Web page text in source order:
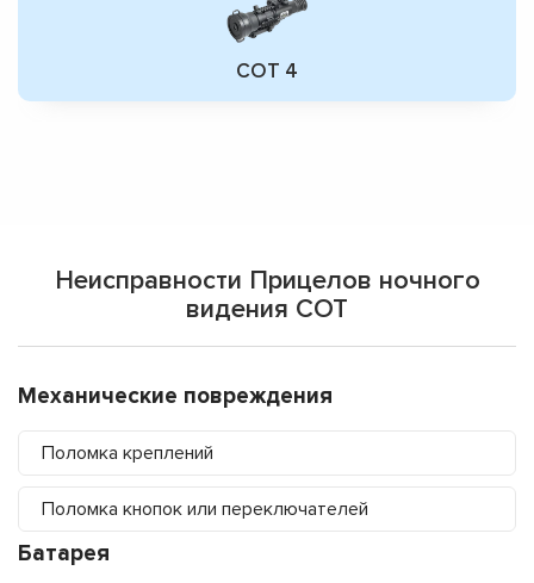
СОТ 4
Неисправности Прицелов ночного
видения СОТ
Механические повреждения
Поломка креплений
Поломка кнопок или переключателей
Батарея